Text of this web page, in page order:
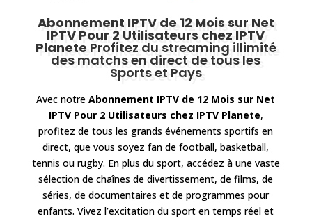
Abonnement IPTV de 12 Mois sur Net
IPTV Pour 2 Utilisateurs chez IPTV
PlaneteProfitez du streaming illimité
des matchs en direct de tous les
Sports et Pays
Avec notreAbonnement IPTV de 12 Mois sur Net
IPTV Pour 2 Utilisateurs chez IPTV Planete,
profitez de tous les grands événements sportifs en
direct, que vous soyez fan de football, basketball,
tennis ou rugby. En plus du sport, accédez à une vaste
sélection de chaînes de divertissement, de films, de
séries, de documentaires et de programmes pour
enfants. Vivez l’excitation du sport en temps réel et